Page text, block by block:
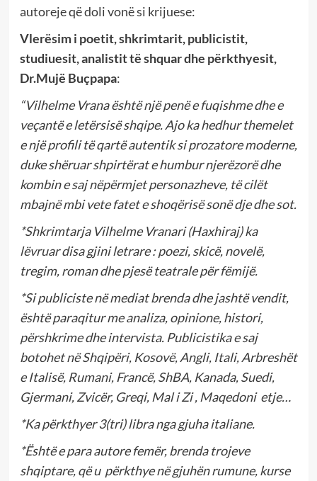
autoreje që doli vonë si krijuese:
Vlerësim i poetit, shkrimtarit, publicistit,
studiuesit, analistit të shquar dhe përkthyesit,
Dr.Mujë Buçpapa:
“Vilhelme Vrana është një penë e fuqishme dhe e
veçantë e letërsisë shqipe. Ajo ka hedhur themelet
e një profili të qartë autentik si prozatore moderne,
duke shëruar shpirtërat e humbur njerëzorë dhe
kombin e saj nëpërmjet personazheve, të cilët
mbajnë mbi vete fatet e shoqërisë sonë dje dhe sot.
*Shkrimtarja Vilhelme Vranari (Haxhiraj) ka
lëvruar disa gjini letrare : poezi, skicë, novelë,
tregim, roman dhe pjesë teatrale për fëmijë.
*Si publiciste në mediat brenda dhe jashtë vendit,
është paraqitur me analiza, opinione, histori,
përshkrime dhe intervista. Publicistika e saj
botohet në Shqipëri, Kosovë, Angli, Itali, Arbreshët
e Italisë, Rumani, Francë, ShBA, Kanada, Suedi,
Gjermani, Zvicër, Greqi, Mal i Zi , Maqedoni etje…
*Ka përkthyer 3(tri) libra nga gjuha italiane.
*Është e para autore femër, brenda trojeve
shqiptare, që u përkthye në gjuhënrumune, kurse